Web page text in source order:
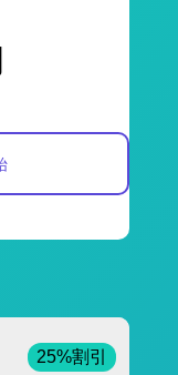
25%割引